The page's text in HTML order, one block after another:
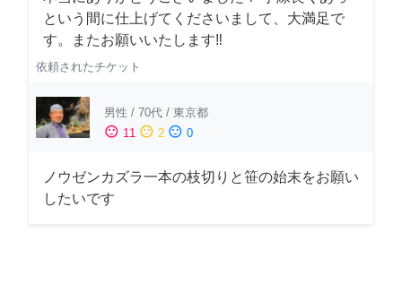
という間に仕上げてくださいまして、大満足で
す。またお願いいたします‼️
依頼されたチケット
男性 / 70代 / 東京都
sentiment_satisfied 11 sentiment_neutral 2 sentiment_dissatisfied 0
ノウゼンカズラ一本の枝切りと笹の始末をお願い
したいです